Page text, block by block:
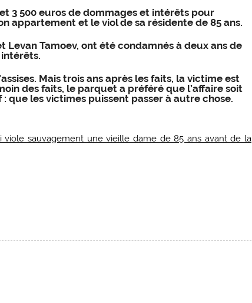
3 500 euros de dommages et intérêts pour
appartement et le viol de sa résidente de 85 ans.
Levan Tamoev, ont été condamnés à deux ans de
Mais trois ans après les faits, la victime est
des faits, le parquet a préféré que l’affaire soit
les victimes puissent passer à autre chose.
viole sauvagement une vieille dame de 85 ans avant de la